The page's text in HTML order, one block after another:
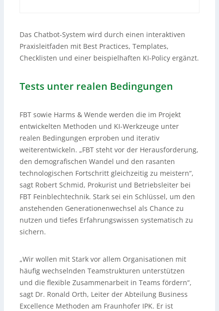
Das Chatbot-System wird durch einen interaktiven
Praxisleitfaden mit Best Practices, Templates,
Checklisten und einer beispielhaften KI-Policy ergänzt.
Tests unter realen Bedingungen
FBT sowie Harms & Wende werden die im Projekt
entwickelten Methoden und KI-Werkzeuge unter
realen Bedingungen erproben und iterativ
weiterentwickeln. „FBT steht vor der Herausforderung,
den demografischen Wandel und den rasanten
technologischen Fortschritt gleichzeitig zu meistern“,
sagt Robert Schmid, Prokurist und Betriebsleiter bei
FBT Feinblechtechnik. Stark sei ein Schlüssel, um den
anstehenden Generationenwechsel als Chance zu
nutzen und tiefes Erfahrungswissen systematisch zu
sichern.
„Wir wollen mit Stark vor allem Organisationen mit
häufig wechselnden Teamstrukturen unterstützen
und die flexible Zusammenarbeit in Teams fördern“,
sagt Dr. Ronald Orth, Leiter der Abteilung Business
Excellence Methoden am Fraunhofer IPK. Er ist